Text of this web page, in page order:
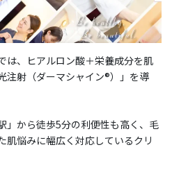
は、ヒアルロン酸＋栄養成分を肌
注射（ダーマシャイン®）」を導
」から徒歩5分の利便性も高く、毛
肌悩みに幅広く対応しているクリ